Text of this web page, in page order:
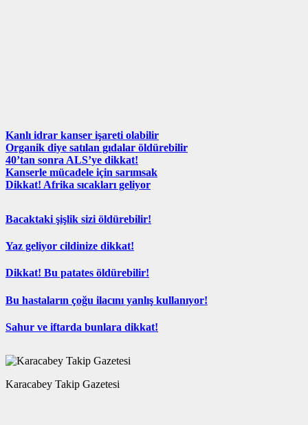
Kanlı idrar kanser işareti olabilir
Organik diye satılan gıdalar öldürebilir
40’tan sonra ALS’ye dikkat!
Kanserle mücadele için sarımsak
Dikkat! Afrika sıcakları geliyor
Bacaktaki şişlik sizi öldürebilir!
Yaz geliyor cildinize dikkat!
Dikkat! Bu patates öldürebilir!
Bu hastaların çoğu ilacını yanlış kullanıyor!
Sahur ve iftarda bunlara dikkat!
Karacabey Takip Gazetesi